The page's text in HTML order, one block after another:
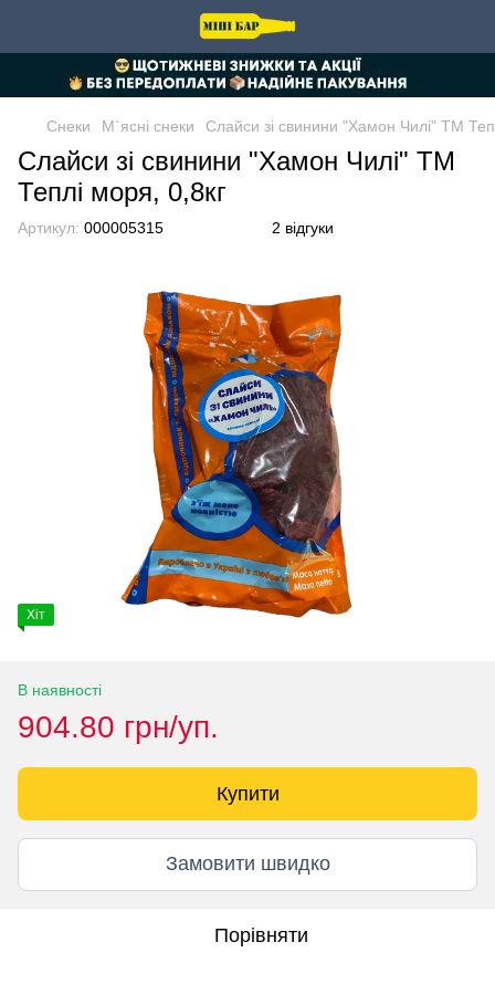
Снеки М`ясні снеки Слайси зі свинини "Хамон Чилі" ТМ
Слайси зі свинини "Хамон Чилі" ТМ
Теплі моря, 0,8кг
Артикул: 000005315 2 відгуки
Хіт
В наявності
904.80 грн/уп.
Купити
Замовити швидко
Порівняти